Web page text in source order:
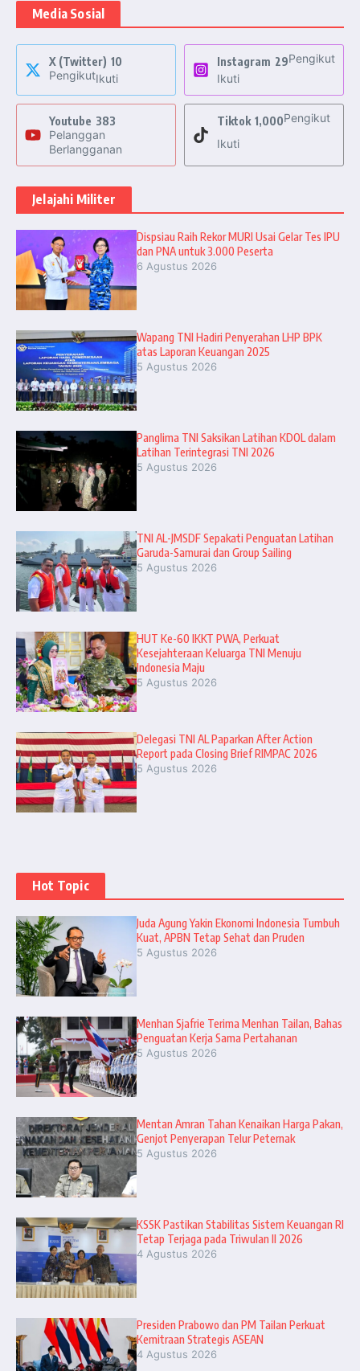
Media Sosial
X (Twitter) 10
PengikutIkuti
Instagram 29Pengikut
Ikuti
Youtube 383
Pelanggan
Berlangganan
Tiktok 1,000Pengikut
Ikuti
Jelajahi Militer
Dispsiau Raih Rekor MURI Usai Gelar Tes IPU
dan PNA untuk 3.000 Peserta
6 Agustus 2026
Wapang TNI Hadiri Penyerahan LHP BPK
atas Laporan Keuangan 2025
5 Agustus 2026
Panglima TNI Saksikan Latihan KDOL dalam
Latihan Terintegrasi TNI 2026
5 Agustus 2026
TNI AL-JMSDF Sepakati Penguatan Latihan
Garuda-Samurai dan Group Sailing
5 Agustus 2026
HUT Ke-60 IKKT PWA, Perkuat
Kesejahteraan Keluarga TNI Menuju
Indonesia Maju
5 Agustus 2026
Delegasi TNI AL Paparkan After Action
Report pada Closing Brief RIMPAC 2026
5 Agustus 2026
Hot Topic
Juda Agung Yakin Ekonomi Indonesia Tumbuh
Kuat, APBN Tetap Sehat dan Pruden
5 Agustus 2026
Menhan Sjafrie Terima Menhan Tailan, Bahas
Penguatan Kerja Sama Pertahanan
5 Agustus 2026
Mentan Amran Tahan Kenaikan Harga Pakan,
Genjot Penyerapan Telur Peternak
5 Agustus 2026
KSSK Pastikan Stabilitas Sistem Keuangan RI
Tetap Terjaga pada Triwulan II 2026
4 Agustus 2026
Presiden Prabowo dan PM Tailan Perkuat
Kemitraan Strategis ASEAN
4 Agustus 2026